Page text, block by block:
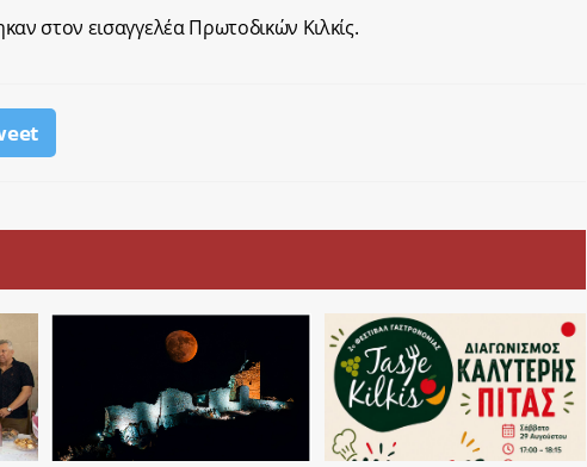
στον εισαγγελέα Πρωτοδικών Κιλκίς.